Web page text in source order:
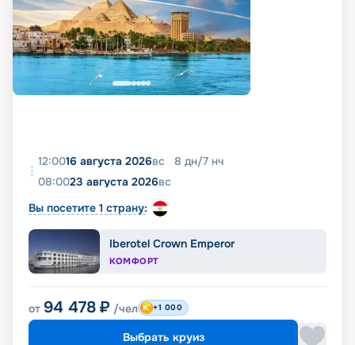
12:0016 августа 2026вс 8 дн/7 нч
08:0023 августа 2026вс
Вы посетите 1 страну:
Iberotel Crown Emperor
КОМФОРТ
от 94 478 ₽ /чел +1 000
Выбрать круиз